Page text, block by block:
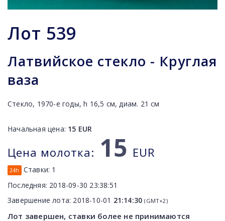
Лот 539
Латвийское стекло - Круглая
ваза
Стекло, 1970-е годы, h 16,5 см, диам. 21 см
Начальная цена: 15 EUR
Цена молотка: 15 EUR
24h Ставки: 1
Последняя: 2018-09-30 23:38:51
Завершение лота: 2018-10-01 21:14:30 (GMT+2)
Лот завершен, ставки более не принимаются